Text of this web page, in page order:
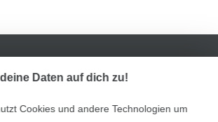
Impressum
AGB
Daten auf dich zu!
Cookies und andere Technologien um